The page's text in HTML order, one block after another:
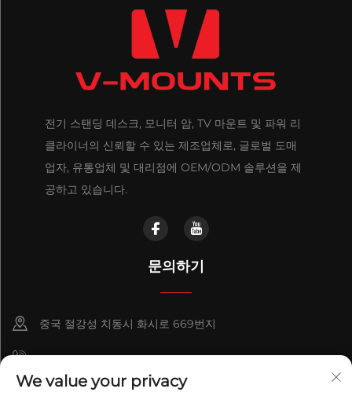
전기 스탠딩 데스크, 모니터 암, TV 마운트 및 파워 리
클라이너의 신뢰할 수 있는 제조업체로, 글로벌 도매
업자, 유통업체 및 대리점에 OEM/ODM 솔루션을 제
공하고 있습니다.
문의하기
중국 절강성 치동시 화시로 669번지
+86-18921656832
+86 15250055262
We value your privacy